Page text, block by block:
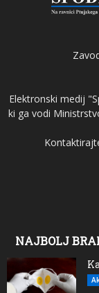
Elektronski medij
ki ga vodi
NAJBOLJ